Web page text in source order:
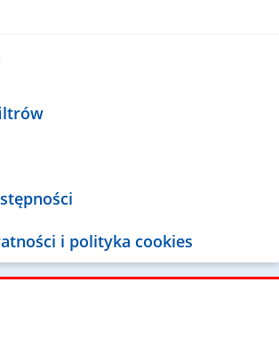
i polityka cookies